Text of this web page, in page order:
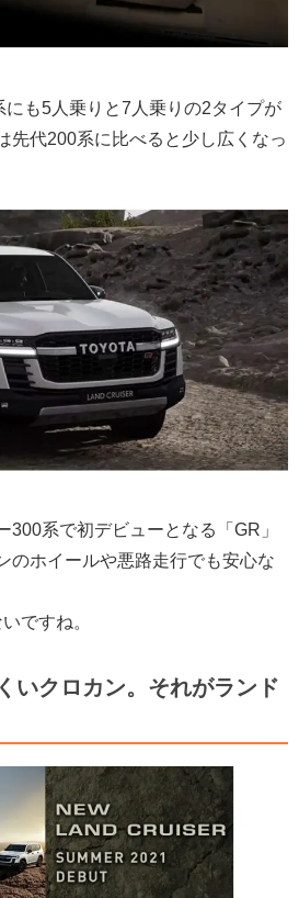
も5人乗りと7人乗りの2タイプが
先代200系に比べると少し広くなっ
300系で初デビューとなる「GR」
のホイールや悪路走行でも安心な
ですね。
いクロカン。それがランド